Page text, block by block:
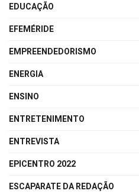
EDUCAÇÃO
EFEMÉRIDE
EMPREENDEDORISMO
ENERGIA
ENSINO
ENTRETENIMENTO
ENTREVISTA
EPICENTRO 2022
ESCAPARATE DA REDAÇÃO